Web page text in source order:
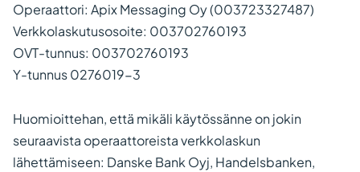
Operaattori: Apix Messaging Oy (003723327487)
Verkkolaskutusosoite: 003702760193
OVT-tunnus: 003702760193
Y-tunnus 0276019-3
Huomioittehan, että mikäli käytössänne on jokin
seuraavista operaattoreista verkkolaskun
lähettämiseen: Danske Bank Oyj, Handelsbanken,